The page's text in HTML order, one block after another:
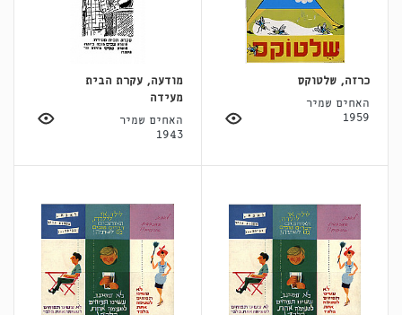
כרזה, שלטוקס
האחים שמיר
1959
מודעה, עקרת הבית
מעידה
האחים שמיר
1943